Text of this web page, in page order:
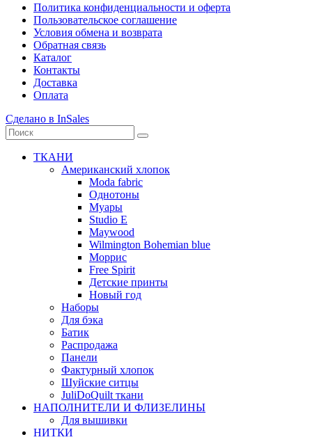
Политика конфиденциальности и оферта
Пользовательское соглашение
Условия обмена и возврата
Обратная связь
Каталог
Контакты
Доставка
Оплата
Сделано в InSales
ТКАНИ
Американский хлопок
Moda fabric
Однотоны
Муары
Studio E
Maywood
Wilmington Bohemian blue
Моррис
Free Spirit
Детские принты
Новый год
Наборы
Для бэка
Батик
Распродажа
Панели
Фактурный хлопок
Шуйские ситцы
JuliDoQuilt ткани
НАПОЛНИТЕЛИ И ФЛИЗЕЛИНЫ
Для вышивки
НИТКИ